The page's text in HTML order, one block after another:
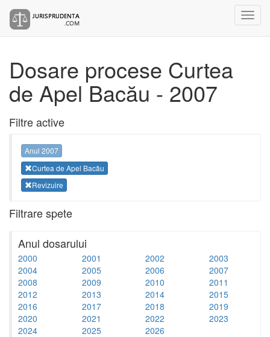
Dosare procese Curtea
de Apel Bacău - 2007
Filtre active
Anul 2007
Curtea de Apel Bacău
Revizuire
Filtrare spete
Anul dosarului
2000 2001 2002
2003
2004
2005 2006
2007
2008
2009 2010
2011
2012
2013 2014
2015
2016
2017 2018
2019
2020
2021 2022
2023
2024
2025 2026